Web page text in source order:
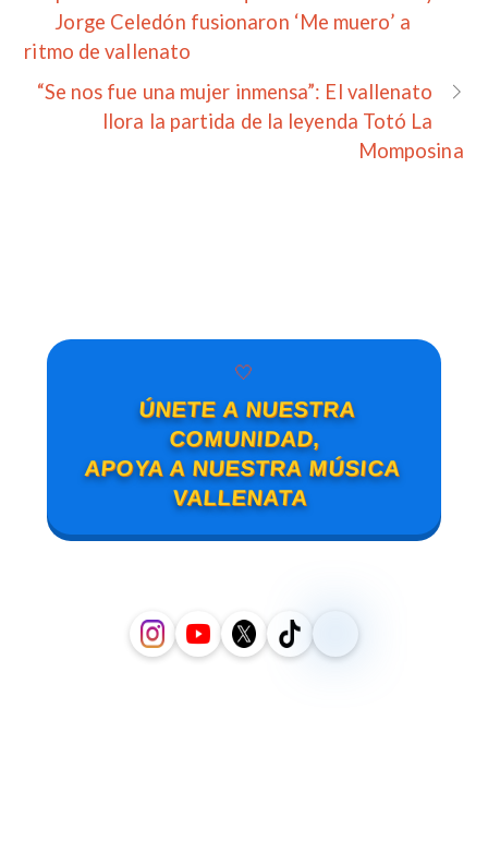
Jorge Celedón fusionaron ‘Me muero’ a
ritmo de vallenato
“Se nos fue una mujer inmensa”: El vallenato
llora la partida de la leyenda Totó La
Momposina
🤍
ÚNETE A NUESTRA
COMUNIDAD,
APOYA A NUESTRA MÚSICA
VALLENATA